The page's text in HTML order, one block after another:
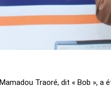
Mamadou Traoré, dit « Bob », a